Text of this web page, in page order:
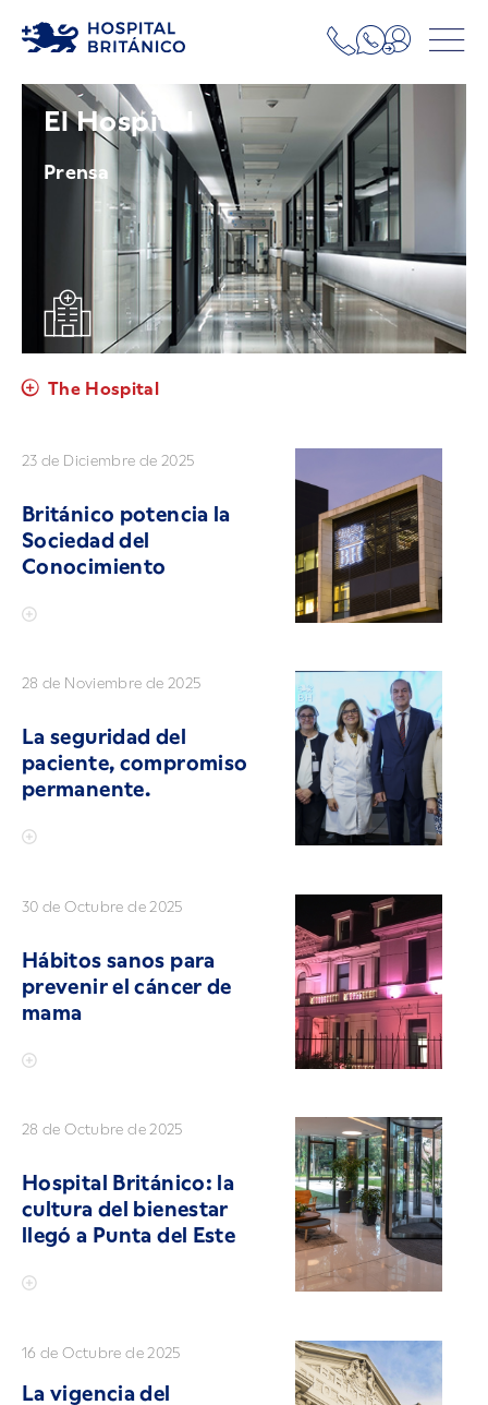
El Hospital
Prensa
The Hospital
23 de Diciembre de 2025
Británico potencia la
Sociedad del
Conocimiento
28 de Noviembre de 2025
La seguridad del
paciente, compromiso
permanente.
30 de Octubre de 2025
Hábitos sanos para
prevenir el cáncer de
mama
28 de Octubre de 2025
Hospital Británico: la
cultura del bienestar
llegó a Punta del Este
16 de Octubre de 2025
La vigencia del